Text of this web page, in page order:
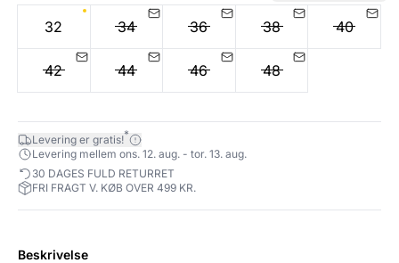
32 34 36 38 40
42 44 46 48
Levering er gratis!*
Levering mellem ons. 12. aug. - tor. 13. aug.
30 DAGES FULD RETURRET
FRI FRAGT V. KØB OVER 499 KR.
Beskrivelse